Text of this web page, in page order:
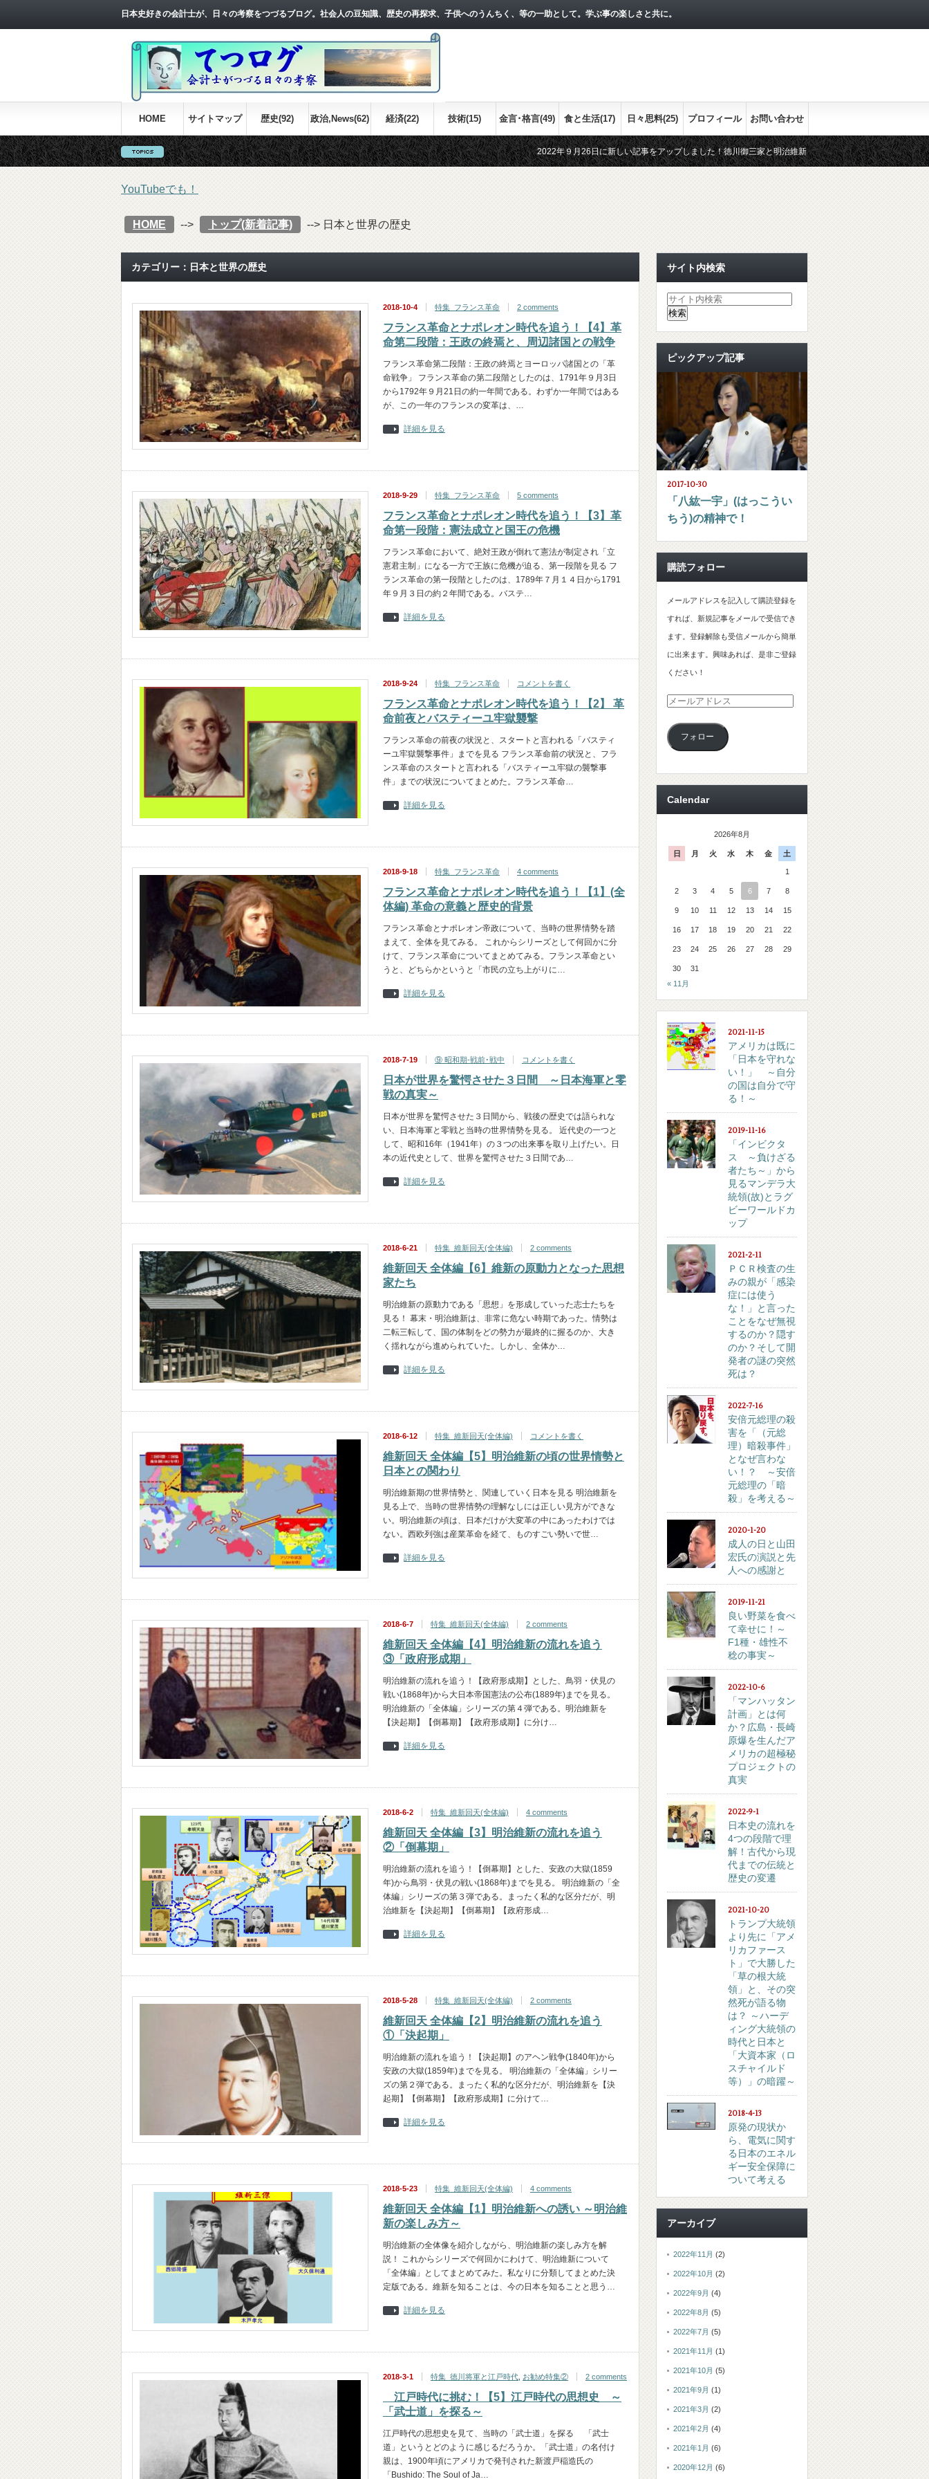
日本史好きの会計士が、日々の考察をつづるブログ。社会人の豆知識、歴史の再探求、子供へのうんちく、等の一助として。学ぶ事の楽しさと共に。
HOME サイトマップ 歴史(92) 政治,News(62) 経済(22) 技術(15) 金言･格言(49) 食と生活(17) 日々思料(25) プロフィール お問い合わせ
2022年９月26日に新しい記事をアップしました！徳川御三家と明治維新との関わりをまとめます。最終回の今回は、紀
江戸時代の世界情勢について、おおまかな流れをシリーズで！
経済指標として押さえておきたい３つの経済
YouTubeでも！
HOME --> トップ(新着記事) --> 日本と世界の歴史
カテゴリー：日本と世界の歴史
2018-10-4 特集_フランス革命 2 comments
フランス革命とナポレオン時代を追う！【4】革
命第二段階：王政の終焉と、周辺諸国との戦争
フランス革命第二段階：王政の終焉とヨーロッパ諸国との「革
命戦争」 フランス革命の第二段階としたのは、1791年９月3日
から1792年９月21日の約一年間である。わずか一年間ではある
が、この一年のフランスの変革は、…
詳細を見る
2018-9-29 特集_フランス革命 5 comments
フランス革命とナポレオン時代を追う！【3】革
命第一段階：憲法成立と国王の危機
フランス革命において、絶対王政が倒れて憲法が制定され「立
憲君主制」になる一方で王族に危機が迫る、第一段階を見る フ
ランス革命の第一段階としたのは、1789年７月１４日から1791
年９月３日の約２年間である。バステ…
詳細を見る
2018-9-24 特集_フランス革命 コメントを書く
フランス革命とナポレオン時代を追う！【2】 革
命前夜とバスティーユ牢獄襲撃
フランス革命の前夜の状況と、スタートと言われる「バスティ
ーユ牢獄襲撃事件」までを見る フランス革命前の状況と、フラ
ンス革命のスタートと言われる「バスティーユ牢獄の襲撃事
件」までの状況についてまとめた。フランス革命…
詳細を見る
2018-9-18 特集_フランス革命 4 comments
フランス革命とナポレオン時代を追う！【1】(全
体編) 革命の意義と歴史的背景
フランス革命とナポレオン帝政について、当時の世界情勢を踏
まえて、全体を見てみる。 これからシリーズとして何回かに分
けて、フランス革命についてまとめてみる。フランス革命とい
うと、どちらかというと「市民の立ち上がりに…
詳細を見る
2018-7-19 ⑨ 昭和期-戦前･戦中 コメントを書く
日本が世界を驚愕させた３日間 ～日本海軍と零
戦の真実～
日本が世界を驚愕させた３日間から、戦後の歴史では語られな
い、日本海軍と零戦と当時の世界情勢を見る。 近代史の一つと
して、昭和16年（1941年）の３つの出来事を取り上げたい。日
本の近代史として、世界を驚愕させた３日間であ…
詳細を見る
2018-6-21 特集_維新回天(全体編) 2 comments
維新回天 全体編【6】維新の原動力となった思想
家たち
明治維新の原動力である「思想」を形成していった志士たちを
見る！ 幕末・明治維新は、非常に危ない時期であった。情勢は
二転三転して、国の体制をどの勢力が最終的に握るのか、大き
く揺れながら進められていた。しかし、全体か…
詳細を見る
2018-6-12 特集_維新回天(全体編) コメントを書く
維新回天 全体編【5】明治維新の頃の世界情勢と
日本との関わり
明治維新期の世界情勢と、関連していく日本を見る 明治維新を
見る上で、当時の世界情勢の理解なしには正しい見方ができな
い。明治維新の頃は、日本だけが大変革の中にあったわけでは
ない。西欧列強は産業革命を経て、ものすごい勢いで世…
詳細を見る
2018-6-7 特集_維新回天(全体編) 2 comments
維新回天 全体編【4】明治維新の流れを追う
③「政府形成期」
明治維新の流れを追う！【政府形成期】とした、鳥羽・伏見の
戦い(1868年)から大日本帝国憲法の公布(1889年)までを見る。
明治維新の「全体編」シリーズの第４弾である。明治維新を
【決起期】【倒幕期】【政府形成期】に分け…
詳細を見る
2018-6-2 特集_維新回天(全体編) 4 comments
維新回天 全体編【3】明治維新の流れを追う
②「倒幕期」
明治維新の流れを追う！【倒幕期】とした、安政の大獄(1859
年)から鳥羽・伏見の戦い(1868年)までを見る。 明治維新の「全
体編」シリーズの第３弾である。まったく私的な区分だが、明
治維新を【決起期】【倒幕期】【政府形成…
詳細を見る
2018-5-28 特集_維新回天(全体編) 2 comments
維新回天 全体編【2】明治維新の流れを追う
①「決起期」
明治維新の流れを追う！【決起期】のアヘン戦争(1840年)から
安政の大獄(1859年)までを見る。 明治維新の「全体編」シリー
ズの第２弾である。まったく私的な区分だが、明治維新を【決
起期】【倒幕期】【政府形成期】に分けて…
詳細を見る
2018-5-23 特集_維新回天(全体編) 4 comments
維新回天 全体編【1】明治維新への誘い ～明治維
新の楽しみ方～
明治維新の全体像を紹介しながら、明治維新の楽しみ方を解
説！ これからシリーズで何回かにわけて、明治維新について
「全体編」としてまとめてみた。私なりに分類してまとめた決
定版である。維新を知ることは、今の日本を知ることと思う…
詳細を見る
2018-3-1 特集_徳川将軍と江戸時代 お勧め特集② 2 comments
江戸時代に挑む！【5】江戸時代の思想史 ～
「武士道」を探る～
江戸時代の思想史を見て、当時の「武士道」を探る 「武士
道」というとどのように感じるだろうか。「武士道」の名付け
親は、1900年頃にアメリカで発刊された新渡戸稲造氏の
「Bushido: The Soul of Ja…
サイト内検索
ピックアップ記事
2017-10-30
「八紘一宇」(はっこうい
ちう)の精神で！
購読フォロー
メールアドレスを記入して購読登録を
すれば、新規記事をメールで受信でき
ます。登録解除も受信メールから簡単
に出来ます。興味あれば、是非ご登録
ください！
メ
ル
ド
フォロー
Calendar
2026年8月
日 月 火 水 木 金 土
1
2 3 4 5 6 7 8
9 10 11 12 13 14 15
16 17 18 19 20 21 22
23 24 25 26 27 28 29
30
31
« 11月
2021-11-15
アメリカは既に
「日本を守れな
い！」 ～自分
の国は自分で守
る！～
2019-11-16
「インビクタ
ス ～負けざる
者たち～」から
見るマンデラ大
統領(故)とラグ
ビーワールドカ
ップ
2021-2-11
ＰＣＲ検査の生
みの親が「感染
症には使う
な！」と言った
ことをなぜ無視
するのか？隠す
のか？そして開
発者の謎の突然
死は？
2022-7-16
安倍元総理の殺
害を「（元総
理）暗殺事件」
となぜ言わな
い！？ ～安倍
元総理の「暗
殺」を考える～
2020-1-20
成人の日と山田
宏氏の演説と先
人への感謝と
2019-11-21
良い野菜を食べ
て幸せに！～
F1種・雄性不
稔の事実～
2022-10-6
「マンハッタン
計画」とは何
か？広島・長崎
原爆を生んだア
メリカの超極秘
プロジェクトの
真実
2022-9-1
日本史の流れを
4つの段階で理
解！古代から現
代までの伝統と
歴史の変遷
2021-10-20
トランプ大統領
より先に「アメ
リカファース
ト」で大勝した
「草の根大統
領」と、その突
然死が語る物
は？ ～ハーデ
ィング大統領の
時代と日本と
「大資本家（ロ
スチャイルド
等）」の暗躍～
2018-4-13
原発の現状か
ら、電気に関す
る日本のエネル
ギー安全保障に
ついて考える
アーカイブ
2022年11月 (2)
2022年10月 (2)
2022年9月 (4)
2022年8月 (5)
2022年7月 (5)
2021年11月 (1)
2021年10月 (5)
2021年9月 (1)
2021年3月 (2)
2021年2月 (4)
2021年1月 (6)
2020年12月 (6)